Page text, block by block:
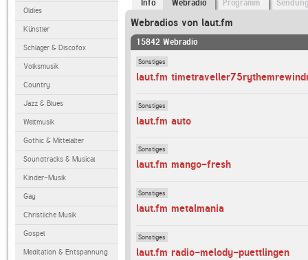
Oldies
Künstler
Schlager & Discofox
Volksmusik
Country
Jazz & Blues
Weltmusik
Gothic & Mittelalter
Soundtracks & Musical
Kinder-Musik
Gay
Christliche Musik
Gospel
Meditation & Entspannung
Info Webradio Programm
Webradios von laut.fm
15842 Webradio
Sonstiges
laut.fm
Sonstiges
laut.fm auto
Sonstiges
laut.fm mango-fresh
Sonstiges
laut.fm metalmania
Sonstiges
laut.fm radio-melody-puettlingen